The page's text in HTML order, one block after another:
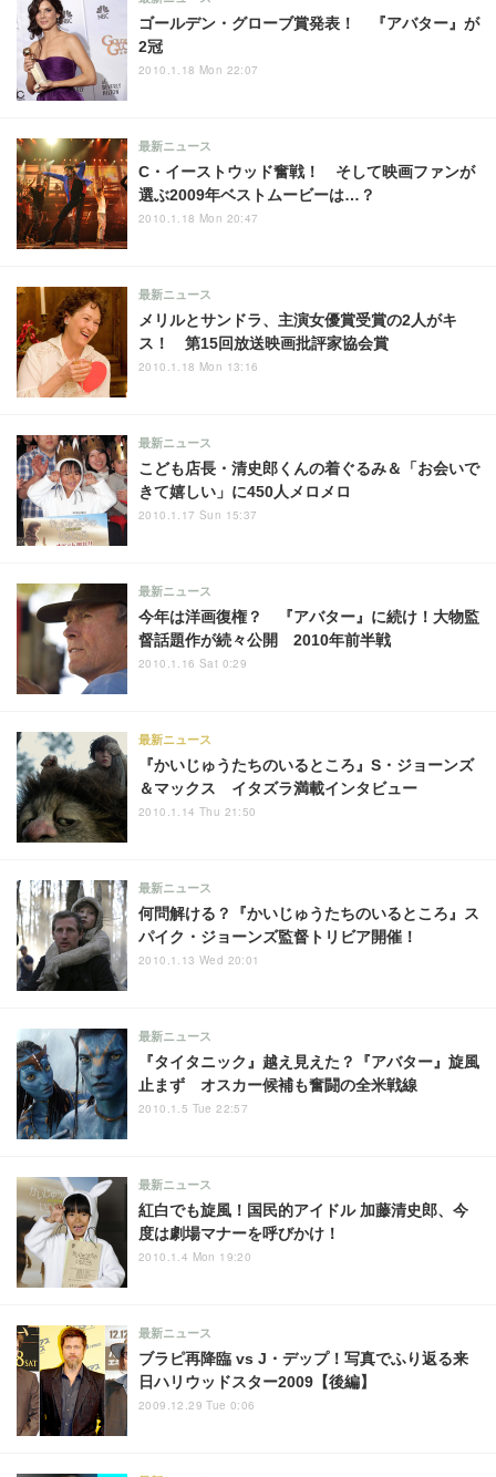
ゴールデン・グローブ賞発表！ 『アバター』が
2冠
2010.1.18 Mon 22:07
C・イーストウッド奮戦！ そして映画ファンが
選ぶ2009年ベストムービーは…？
最新ニュース
2010.1.18 Mon 20:47
メリルとサンドラ、主演女優賞受賞の2人がキ
ス！ 第15回放送映画批評家協会賞
最新ニュース
2010.1.18 Mon 13:16
こども店長・清史郎くんの着ぐるみ＆「お会いで
きて嬉しい」に450人メロメロ
最新ニュース
2010.1.17 Sun 15:37
今年は洋画復権？ 『アバター』に続け！大物監
督話題作が続々公開 2010年前半戦
最新ニュース
2010.1.16 Sat 0:29
『かいじゅうたちのいるところ』S・ジョーンズ
＆マックス イタズラ満載インタビュー
最新ニュース
2010.1.14 Thu 21:50
何問解ける？『かいじゅうたちのいるところ』ス
パイク・ジョーンズ監督トリビア開催！
最新ニュース
2010.1.13 Wed 20:01
『タイタニック』越え見えた？『アバター』旋風
止まず オスカー候補も奮闘の全米戦線
最新ニュース
2010.1.5 Tue 22:57
紅白でも旋風！国民的アイドル 加藤清史郎、今
度は劇場マナーを呼びかけ！
最新ニュース
2010.1.4 Mon 19:20
ブラピ再降臨 vs J・デップ！写真でふり返る来
日ハリウッドスター2009【後編】
最新ニュース
2009.12.29 Tue 0:06